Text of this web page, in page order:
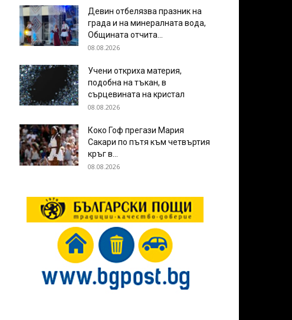
Девин отбелязва празник на
града и на минералната вода,
Общината отчита...
08.08.2026
Учени откриха материя,
подобна на тъкан, в
сърцевината на кристал
08.08.2026
Коко Гоф прегази Мария
Сакари по пътя към четвъртия
кръг в...
08.08.2026